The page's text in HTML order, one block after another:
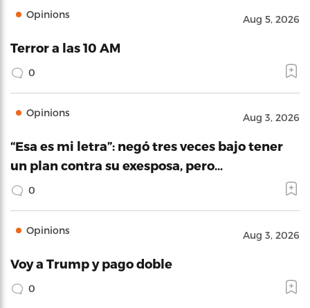
Opinions Aug 5, 2026
Terror a las 10 AM
0
Opinions Aug 3, 2026
“Esa es mi letra”: negó tres veces bajo tener
un plan contra su exesposa, pero…
0
Opinions Aug 3, 2026
Voy a Trump y pago doble
0